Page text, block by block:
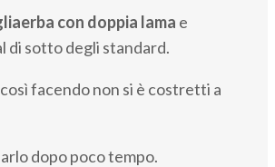
con doppia lama e
di sotto degli standard.
facendo non si è costretti a
dopo poco tempo.